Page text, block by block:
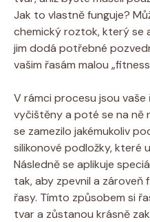
Jak to vlastně funguje?
chemický roztok, který se
jim dodá potřebné
vašim řasám malou
V rámci procesu jsou
vyčištěny a poté se na ně
se zamezilo jakémukoliv
silikonové podložky, které
Následně se aplikuje
tak, aby zpevnil a zároveň
řasy. Tímto způsobem si
tvar a zůstanou krásně